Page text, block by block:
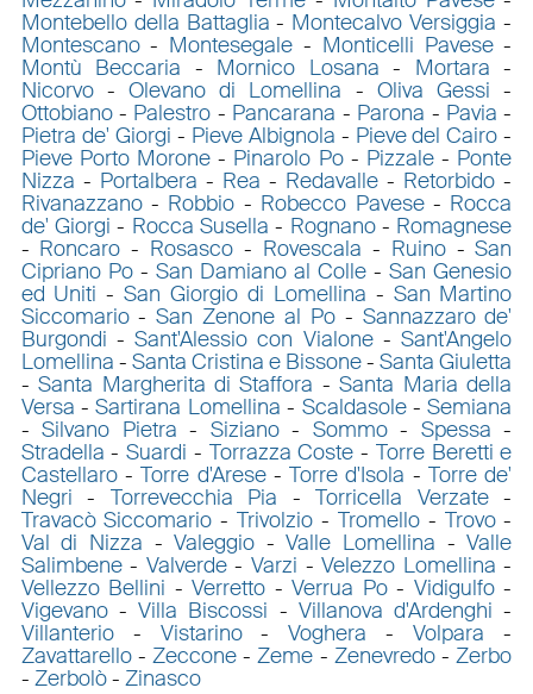
Montebello della Battaglia - Montecalvo Versiggia -
Montescano- Montesegale - Monticelli Pavese-
Montù Beccaria - Mornico Losana - Mortara -
Nicorvo-Olevano di Lomellina - Oliva Gessi -
Ottobiano- Palestro - Pancarana - Parona - Pavia -
Pietra de' Giorgi - Pieve Albignola - Pieve del Cairo -
Pieve Porto Morone- Pinarolo Po- Pizzale - Ponte
Nizza - Portalbera - Rea - Redavalle - Retorbido -
Rivanazzano- Robbio - Robecco Pavese- Rocca
de' Giorgi - Rocca Susella - Rognano- Romagnese
- Roncaro - Rosasco - Rovescala - Ruino-San
Cipriano Po- San Damiano al Colle -San Genesio
ed Uniti -San Giorgio di Lomellina - San Martino
Siccomario-San Zenone al Po- Sannazzaro de'
Burgondi -Sant'Alessio con Vialone-Sant'Angelo
Lomellina - Santa Cristina e Bissone-Santa Giuletta
-Santa Margherita di Staffora -Santa Maria della
Versa -Sartirana Lomellina - Scaldasole-Semiana
-Silvano Pietra - Siziano- Sommo- Spessa -
Stradella -Suardi - Torrazza Coste - Torre Beretti e
Castellaro-Torre d'Arese-Torre d'Isola -Torre de'
Negri - Torrevecchia Pia -Torricella Verzate-
Travacò Siccomario -Trivolzio - Tromello- Trovo-
Val di Nizza -Valeggio -Valle Lomellina -Valle
Salimbene- Valverde- Varzi -Velezzo Lomellina -
Vellezzo Bellini -Verretto -Verrua Po- Vidigulfo-
Vigevano-Villa Biscossi - Villanova d'Ardenghi -
Villanterio- Vistarino-Voghera -Volpara -
Zavattarello-Zeccone -Zeme - Zenevredo-Zerbo
- Zerbolò- Zinasco